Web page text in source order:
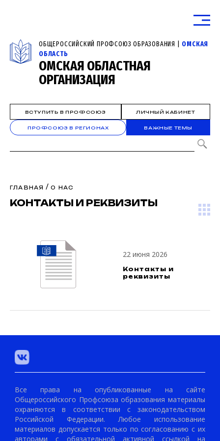
ОБЩЕРОССИЙСКИЙ ПРОФСОЮЗ ОБРАЗОВАНИЯ | ОМСКАЯ
ОБЛАСТЬ
ОМСКАЯ ОБЛАСТНАЯ
ОРГАНИЗАЦИЯ
ВСТУПИТЬ В ПРОФСОЮЗ ЛИЧНЫЙ КАБИНЕТ
ПРОФСОЮЗ В РЕГИОНАХ ВАЖНЫЕ ТЕМЫ
ГЛАВНАЯ /О НАС
КОНТАКТЫ И РЕКВИЗИТЫ
22 июня 2026
Контакты и
реквизиты
Все права на опубликованные на сайте
Общероссийского Профсоюза образования материалы
охраняются в соответствии с законодательством
Российской Федерации. Любое использование
материалов допускается только по согласованию с их
авторами с обязательной активной ссылкой на